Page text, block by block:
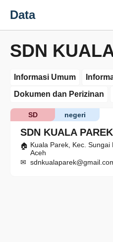
Data
SDN
Informasi Umum
Dokumen dan Perizinan
SDN KUALA PAREK
negeri
SD
Kuala Parek, Kec. Sungai
Aceh